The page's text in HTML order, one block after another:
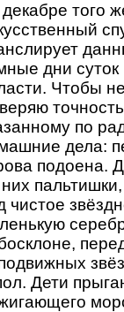
того
дни
Чтобы
по
дела:
подоена.
чистое
Дети